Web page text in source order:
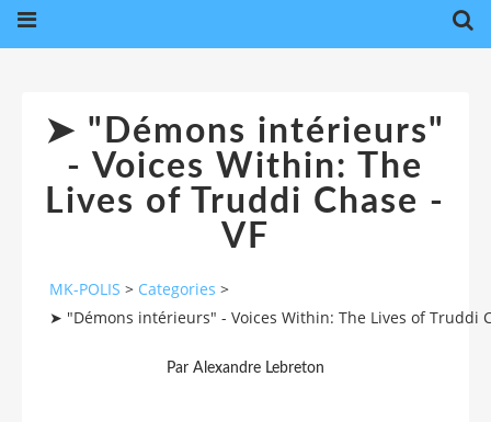
➤ "Démons intérieurs"
- Voices Within: The
Lives of Truddi Chase -
VF
MK-POLIS > Categories >
➤ "Démons intérieurs" - Voices Within: The Lives of Truddi
Par Alexandre Lebreton